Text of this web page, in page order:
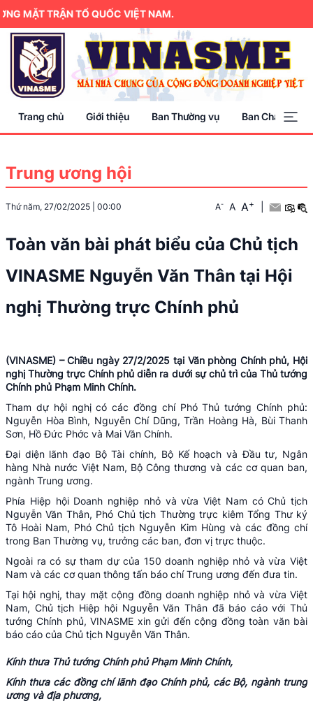
TRẬN TỔ QUỐC VIỆT NAM.
Trang chủ Giới thiệu Ban Thường vụ Ban Chấp hành
Trung ương hội
Thứ năm, 27/02/2025 00:00 A- A A+
Toàn văn bài phát biểu của Chủ tịch
VINASME Nguyễn Văn Thân tại Hội
nghị Thường trực Chính phủ
(VINASME) – Chiều ngày 27/2/2025 tại Văn phòng Chính phủ, Hội
nghị Thường trực Chính phủ diễn ra dưới sự chủ trì của Thủ tướng
Chính phủ Phạm Minh Chính.
Tham dự hội nghị có các đồng chí Phó Thủ tướng Chính phủ:
Nguyễn Hòa Bình, Nguyễn Chí Dũng, Trần Hoàng Hà, Bùi Thanh
Sơn, Hồ Đức Phớc và Mai Văn Chính.
Đại diện lãnh đạo Bộ Tài chính, Bộ Kế hoạch và Đầu tư, Ngân
hàng Nhà nước Việt Nam, Bộ Công thương và các cơ quan ban,
ngành Trung ương.
Phía Hiệp hội Doanh nghiệp nhỏ và vừa Việt Nam có Chủ tịch
Nguyễn Văn Thân, Phó Chủ tịch Thường trực kiêm Tổng Thư ký
Tô Hoài Nam, Phó Chủ tịch Nguyễn Kim Hùng và các đồng chí
trong Ban Thường vụ, trưởng các ban, đơn vị trực thuộc.
Ngoài ra có sự tham dự của 150 doanh nghiệp nhỏ và vừa Việt
Nam và các cơ quan thông tấn báo chí Trung ương đến đưa tin.
Tại hội nghị, thay mặt cộng đồng doanh nghiệp nhỏ và vừa Việt
Nam, Chủ tịch Hiệp hội Nguyễn Văn Thân đã báo cáo với Thủ
tướng Chính phủ, VINASME xin gửi đến cộng đồng toàn văn bài
báo cáo của Chủ tịch Nguyễn Văn Thân.
Kính thưa Thủ tướng Chính phủ Phạm Minh Chính,
Kính thưa các đồng chí lãnh đạo Chính phủ, các Bộ, ngành trung
ương và địa phương,